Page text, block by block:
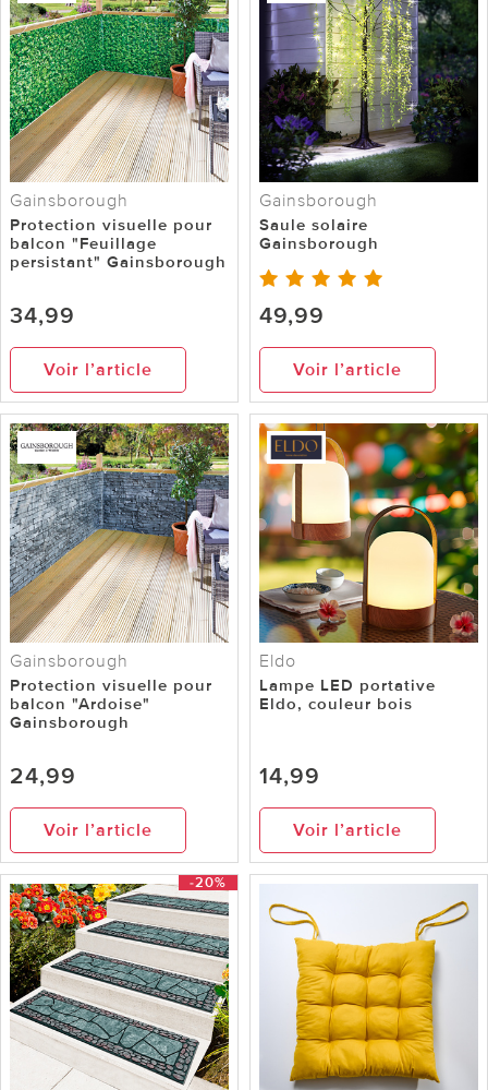
Gainsborough
Protection visuelle pour
balcon "Feuillage
persistant" Gainsborough
34,99
Voir l’article
Gainsborough
Saule solaire
Gainsborough
49,99
Voir l’article
Gainsborough
Protection visuelle pour
balcon "Ardoise"
Gainsborough
24,99
Voir l’article
Eldo
Lampe LED portative
Eldo, couleur bois
14,99
Voir l’article
-20%